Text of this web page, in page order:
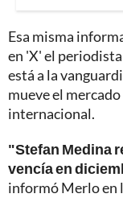
Esa misma
en 'X' el
está a la
mueve el
internacional.
"Stefan Medina
vencía en
informó Merlo en